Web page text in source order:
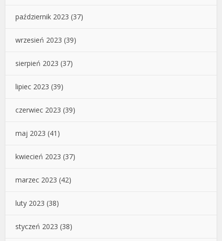
październik 2023 (37)
wrzesień 2023 (39)
sierpień 2023 (37)
lipiec 2023 (39)
czerwiec 2023 (39)
maj 2023 (41)
kwiecień 2023 (37)
marzec 2023 (42)
luty 2023 (38)
styczeń 2023 (38)